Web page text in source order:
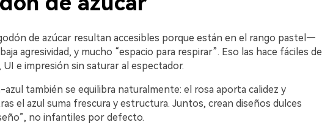
de azúcar resultan accesibles porque están en el rango pastel—
agresividad, y mucho “espacio para respirar”. Eso las hace fáciles de
e impresión sin saturar al espectador.
también se equilibra naturalmente: el rosa aporta calidez y
el azul suma frescura y estructura. Juntos, crean diseños dulces
no infantiles por defecto.